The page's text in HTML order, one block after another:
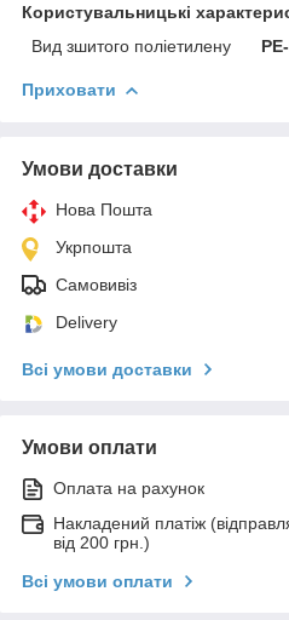
Користувальницькі
Вид зшитого поліетилену
Приховати
Умови доставки
Нова Пошта
Укрпошта
Самовивіз
Delivery
Всі умови доставки
Умови оплати
Оплата на рахунок
Накладений платіж
від 200 грн.)
Всі умови оплати